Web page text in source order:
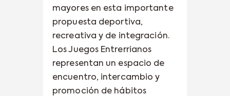
mayores en esta importante
propuesta deportiva,
recreativa y de integración.
Los Juegos Entrerrianos
representan un espacio de
encuentro, intercambio y
promoción de hábitos